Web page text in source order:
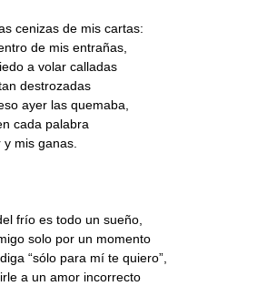
cenizas de mis cartas:
de mis entrañas,
a volar calladas
destrozadas
ayer las quemaba,
cada palabra
mis ganas.
frío es todo un sueño,
solo por un momento
“sólo para mí te quiero”,
a un amor incorrecto